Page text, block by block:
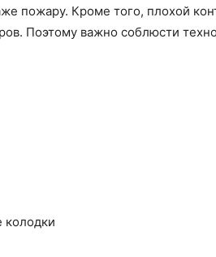
пожару. Кроме того, плохой
Поэтому важно соблюсти